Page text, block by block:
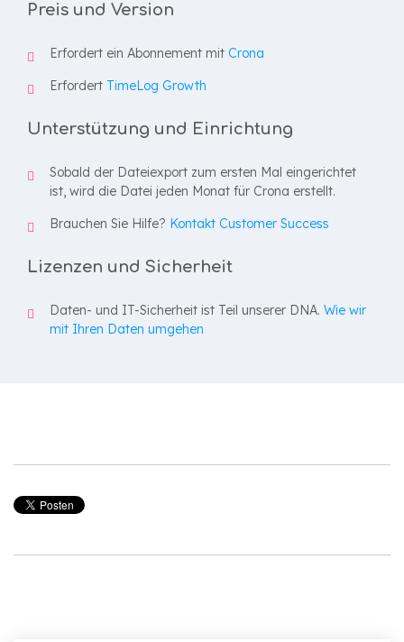
Preis und Version
Erfordert ein Abonnement mit Crona
Erfordert TimeLog Growth
Unterstützung und Einrichtung
Sobald der Dateiexport zum ersten Mal eingerichtet
ist, wird die Datei jeden Monat für Crona erstellt.
Brauchen Sie Hilfe? Kontakt Customer Success
Lizenzen und Sicherheit
Daten- und IT-Sicherheit ist Teil unserer DNA. Wie wir
mit Ihren Daten umgehen